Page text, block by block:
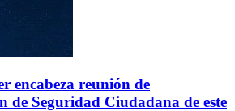
encabeza reunión de
de Seguridad Ciudadana de este